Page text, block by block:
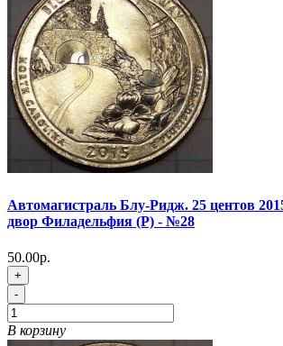
Автомагистраль Блу-Ридж. 25 центов
двор Филадельфия (P) - №28
50.00р.
+
-
В корзину